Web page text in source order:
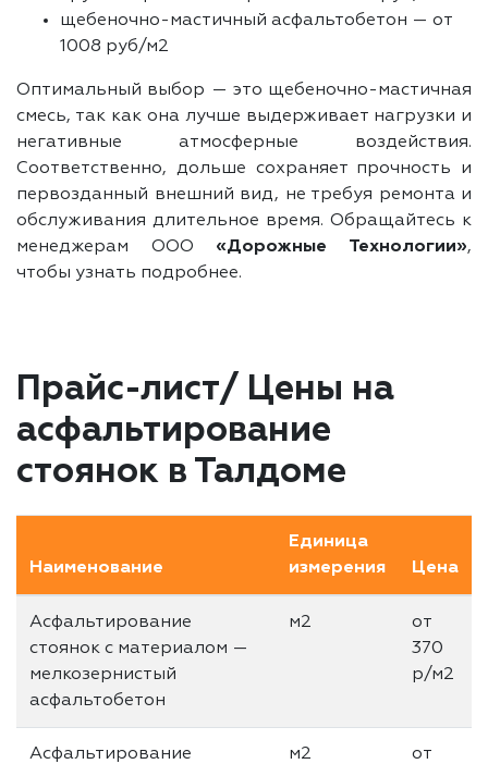
щебеночно-мастичный асфальтобетон — от
1008 руб/м2
Оптимальный выбор — это щебеночно-мастичная
смесь, так как она лучше выдерживает нагрузки и
негативные атмосферные воздействия.
Соответственно, дольше сохраняет прочность и
первозданный внешний вид, не требуя ремонта и
обслуживания длительное время. Обращайтесь к
менеджерам ООО «Дорожные Технологии»,
чтобы узнать подробнее.
Прайс-лист/ Цены на
асфальтирование
стоянок в Талдоме
Наименование
Единица
измерения
Цена
Асфальтирование
стоянок с материалом —
мелкозернистый
асфальтобетон
м2
от
370
р/м2
Асфальтирование
м2
от